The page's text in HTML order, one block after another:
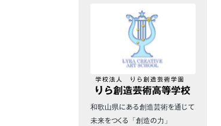
和歌山県にある創造芸術を通じて
未来をつくる「創造の力」